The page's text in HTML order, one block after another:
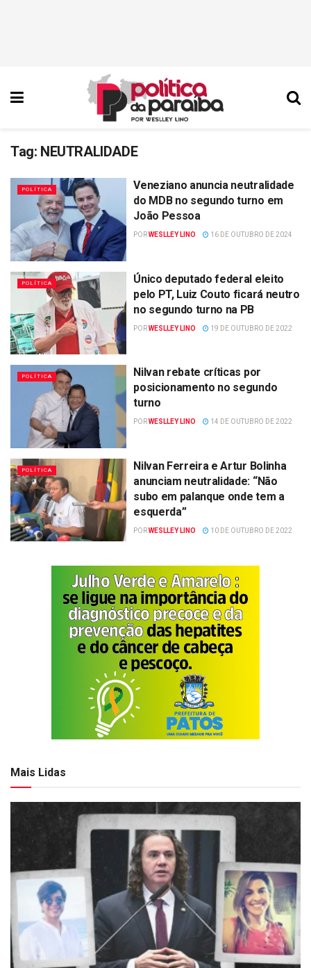
Tag: NEUTRALIDADE
POLÍTICA
Veneziano anuncia neutralidade
do MDB no segundo turno em
João Pessoa
PORWESLLEY LINO 16 DE OUTUBRO DE 2024
POLÍTICA
Único deputado federal eleito
pelo PT, Luiz Couto ficará neutro
no segundo turno na PB
PORWESLLEY LINO 19 DE OUTUBRO DE 2022
POLÍTICA
Nilvan rebate críticas por
posicionamento no segundo
turno
PORWESLLEY LINO 14 DE OUTUBRO DE 2022
POLÍTICA
Nilvan Ferreira e Artur Bolinha
anunciam neutralidade: “Não
subo em palanque onde tem a
esquerda”
PORWESLLEY LINO 10 DE OUTUBRO DE 2022
Mais Lidas